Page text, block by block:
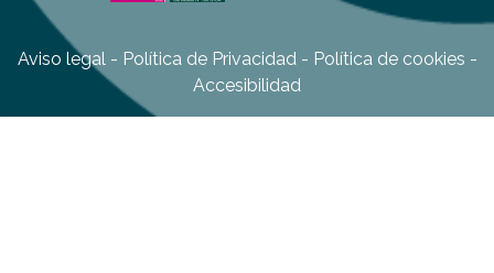
Aviso legal - Política de Privacidad - Política de cookies -
Accesibilidad